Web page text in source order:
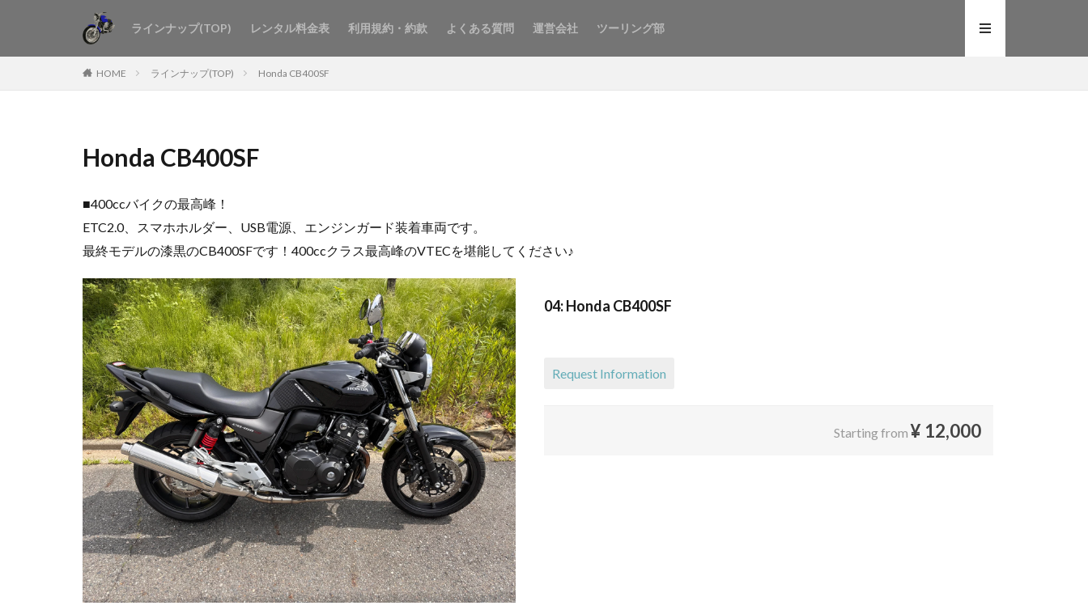
ラインナップ(TOP) レンタル料金表 利用規約・約款 よくある質問 運営会社 ツーリング部
HOME ラインナップ(TOP) Honda CB400SF
Honda CB400SF
■400ccバイクの最高峰！
ETC2.0、スマホホルダー、USB電源、エンジンガード装着車両です。
最終モデルの漆黒のCB400SFです！400ccクラス最高峰のVTECを堪能してください♪
04: Honda CB400SF
Request Information
Starting from ¥ 12,000